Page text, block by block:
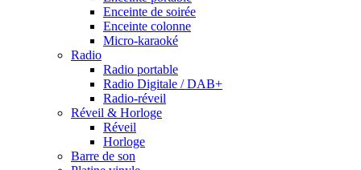
Enceinte de soirée
Enceinte colonne
Micro-karaoké
Radio
Radio portable
Radio Digitale / DAB+
Radio-réveil
Réveil & Horloge
Réveil
Horloge
Barre de son